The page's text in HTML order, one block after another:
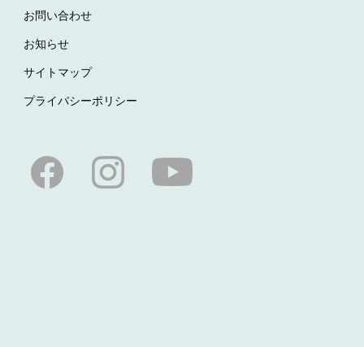
お問い合わせ
お知らせ
サイトマップ
プライバシーポリシー